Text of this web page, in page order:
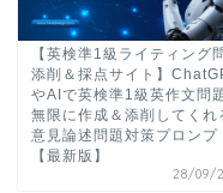
【英検準1級ライティング
添削＆採点サイト】
やAIで英検準1級英作文問
無限に作成＆添削してくれ
意見論述問題対策プロンプ
【最新版】
28/09/